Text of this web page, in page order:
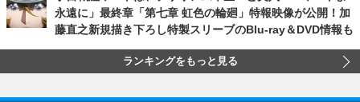
永遠に」最終章「第七章 虹色の輪廻」特報映像が公開！加
藤直之新規描き下ろし特製スリーブのBlu-ray＆DVD情報も
ランキングをもっと見る